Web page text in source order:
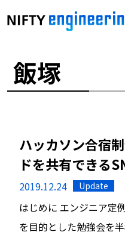
飯塚
ハッカソン合宿
ドを共有できる
2019.12.24 Update
はじめに エンジニア定
を目的とした勉強会を